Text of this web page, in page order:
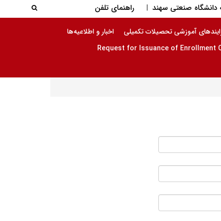
صنعتی سهند | راهنمای تلفن جستجو
آموزشی تحصیلات تکمیلی
اخبار و اطلاعیه‌ها